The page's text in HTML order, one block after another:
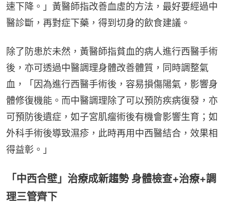
速下降。」黃醫師指改善血虛的方法，最好要經過中
醫診斷，再對症下藥，得到切身的飲食建議。
除了防患於未然，黃醫師指貧血的病人進行西醫手術
後，亦可透過中醫調理身體改善體質，同時調整氣
血，「因為進行西醫手術後，容易損傷陽氣，影響身
體修復機能。而中醫調理除了可以預防疾病復發，亦
可預防後遺症，如子宮肌瘤術後有機會影響生育；如
外科手術後導致濕疹，此時再用中西醫結合，效果相
得益彰。」
「中西合壁」治療成新趨勢 身體檢查+治療+調
理三管齊下